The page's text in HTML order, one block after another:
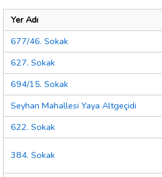
Yer Adı
677/46. Sokak
627. Sokak
694/15. Sokak
Seyhan Mahallesi Yaya Altgeçidi
622. Sokak
384. Sokak